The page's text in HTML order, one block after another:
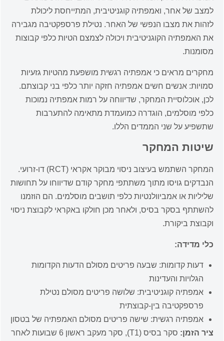
למצב של אחר, ואמפתיה קוגניטיבית, המתייחסת ליכולת
לזהות את מצבו הנפשי של האחר. נטילת פרספקטיבה מגבירה
את האמפתיה הקוגניטיבית ויכולה לצמצם הטיות כלפי קבוצות
מסומנות.
מחקרים מראים כי אמפתיה רגשית מושפעת מהטיות גזעיות
סמויות: אנשים חשים אמפתיה חזקה יותר כלפי בני קבוצתם.
לכן, אוכלוסיית המחקר, שדיווחה על רמות אמפתיה נמוכות
כלפי מוסלמים, הוגדרה כמועמדת מתאימה להתערבות
שתשפיע על שני הממדים הללו.
שיטות המחקר
המחקר השתמש בעיצוב ניסוי מבוקר אקראי (RCT) דו-זרועי.
הנבדקים גויסו מתוך משתתפי מחקר קודם שדיווחו על תחושות
שליליות או אמביוולנטיות כלפי תושבים מוסלמים. הם הוזמנו
להשתתף בסקר בסיס, ולאחר מכן חולקו באקראי לקבוצת ניסוי
וקבוצת ביקורת.
כלי מדידה:
דעות קדומות: שבעה פריטים מסולם הדעות הקדומות
הגלויות והעדינות
אמפתיה קוגניטיבית: שלושה פריטים מסולם נטילת
פרספקטיבה בין-קבוצתית
אמפתיה רגשית: שישה פריטים מסולם האמפתיה של בטסון
ציר הזמן:
סקר בסיס (T1), סקר מעקב ראשון 6 שבועות לאחר